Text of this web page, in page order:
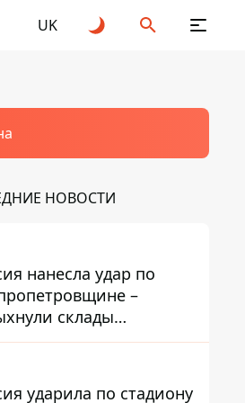
UK
НОВОСТИ
нанесла удар по
–
склады
компании
ударила по стадиону